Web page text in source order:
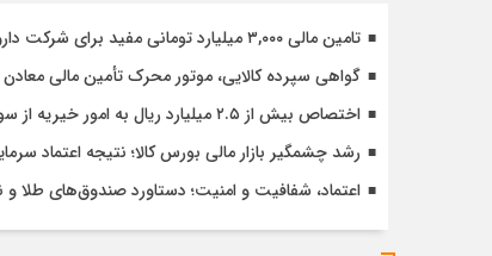
تامین مالی ۳,۰۰۰ میلیارد تومانی مفید برای شرکت داروسازی دکتر عبیدی
گواهی سپرده کالایی، موتور محرک تأمین مالی معادن
اختصاص بیش از ۲.۵ میلیارد ریال به امور خیریه از سوی مشتریان کارگزاری مفید
رشد چشمگیر بازار مالی بورس کالا؛ نتیجه اعتماد
اعتماد، شفافیت و امنیت؛ دستاورد صندوق‌های طلا